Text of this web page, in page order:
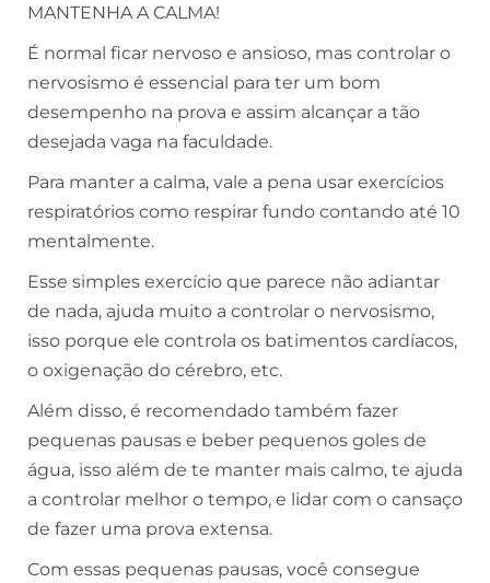
MANTENHA A CALMA!
É normal ficar nervoso e ansioso, mas controlar o
nervosismo é essencial para ter um bom
desempenho na prova e assim alcançar a tão
desejada vaga na faculdade.
Para manter a calma, vale a pena usar exercícios
respiratórios como respirar fundo contando até 10
mentalmente.
Esse simples exercício que parece não adiantar
de nada, ajuda muito a controlar o nervosismo,
isso porque ele controla os batimentos cardíacos,
o oxigenação do cérebro, etc.
Além disso, é recomendado também fazer
pequenas pausas e beber pequenos goles de
água, isso além de te manter mais calmo, te ajuda
a controlar melhor o tempo, e lidar com o cansaço
de fazer uma prova extensa.
Com essas pequenas pausas, você consegue